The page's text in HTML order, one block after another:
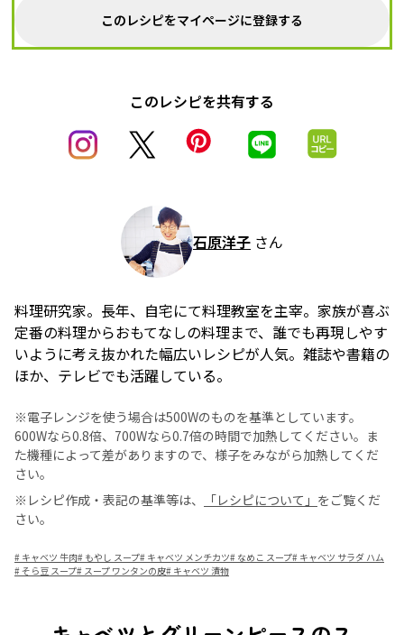
このレシピをマイページに登録する
このレシピを共有する
石原洋子 さん
料理研究家。長年、自宅にて料理教室を主宰。家族が喜ぶ
定番の料理からおもてなしの料理まで、誰でも再現しやす
いように考え抜かれた幅広いレシピが人気。雑誌や書籍の
ほか、テレビでも活躍している。
※電子レンジを使う場合は500Wのものを基準としています。
600Wなら0.8倍、700Wなら0.7倍の時間で加熱してください。ま
た機種によって差がありますので、様子をみながら加熱してくだ
さい。
※レシピ作成・表記の基準等は、
「レシピについて」 をご覧くだ
さい。
# キャベツ 牛肉# もやし スープ# キャベツ メンチカツ# なめこ スープ# キャベツ サラダ ハム
#そら豆 スープ# スープ ワンタンの皮# キャベツ 漬物